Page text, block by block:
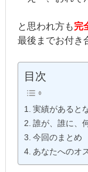
と思われ方も完
最後までお付き
目次
実績があると
誰が、誰に、
今回のまとめ
あなたへのオ